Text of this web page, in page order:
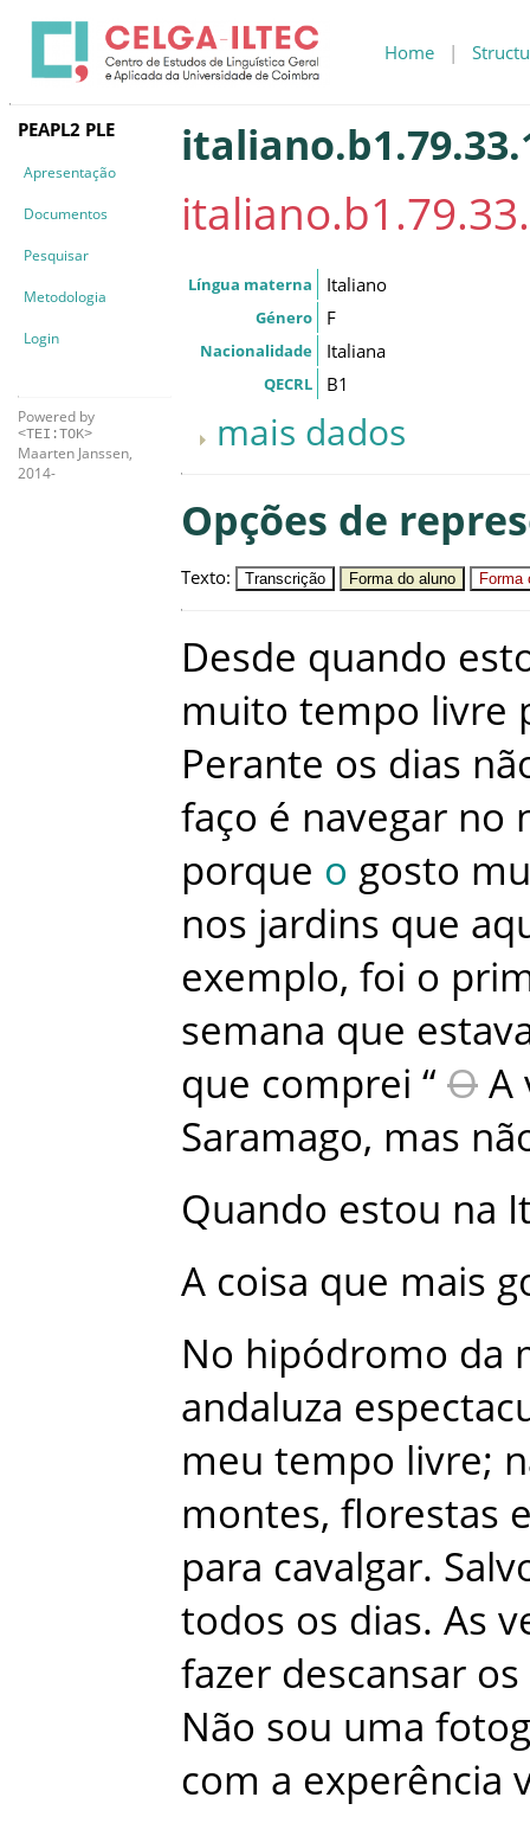
Home |
PEAPL2 PLE
Apresentação
Documentos
Pesquisar
Metodologia
Login
Powered by
<TEI:TOK>
Maarten Janssen,
2014-
Língua materna Italiano
Género F
Nacionalidade Italiana
QECRL B1
mais dados
Opções de
Texto: Transcrição Forma do aluno Forma
Desde quando
muito tempo livre
Perante os dias
faço é navegar no
porque o gosto
nos jardins que
exemplo, foi o
semana que
que comprei “ O A
Saramago, mas
Quando estou na
A coisa que mais
No hipódromo da
andaluza
meu tempo livre;
montes, florestas
para cavalgar.
todos os dias. As
fazer descansar os
Não sou uma
com a experência